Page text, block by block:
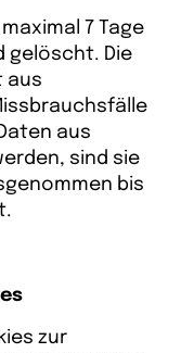
7 Tage
gelöscht. Die
aus
aus
sind sie
bis
zur